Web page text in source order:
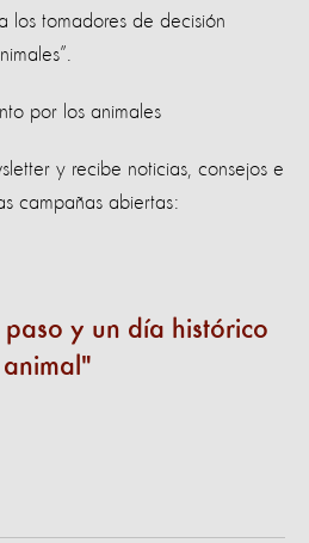
los tomadores de decisión
por los animales
y recibe noticias, consejos e
campañas abiertas:
paso y un día histórico